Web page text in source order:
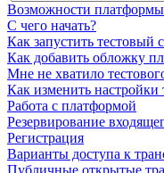
Возможности платформы
С чего начать?
Как запустить тестовый
Как добавить обложку
Мне не хватило
Как изменить настройки
Работа с платформой
Резервирование
Регистрация
Варианты доступа к
Публичные открытые